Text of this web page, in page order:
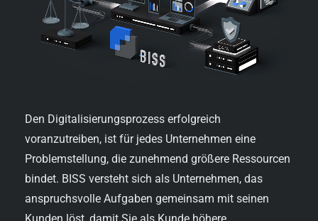
Den Digitalisierungsprozess erfolgreich
voranzutreiben, ist für jedes Unternehmen eine
Problemstellung, die zunehmend größere Ressourcen
bindet. BISS versteht sich als Unternehmen, das
anspruchsvolle Aufgaben gemeinsam mit seinen